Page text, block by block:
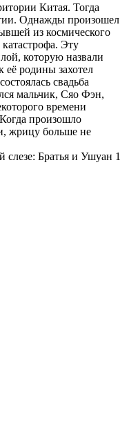
Китая. Тогда
Однажды произошел
из космического
Эту
которую назвали
родины захотел
свадьба
мальчик, Сяо Фэн,
времени
произошло
жрицу больше не
слезе: Братья и Ушуан 1